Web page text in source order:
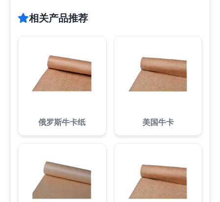
相关产品推荐
俄罗斯牛卡纸 美国牛卡